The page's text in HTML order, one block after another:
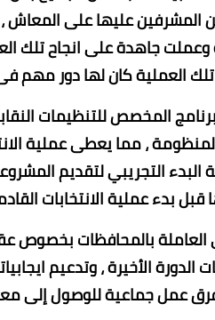
، وخروج العديد من المشرفين عليها
جاهدة على انجاح تلك
كان لها دور مهم فى
المخصص للتنظيمات
، مما يعطى عملية
التجريبي لتقديم
قبل بدء عملية الانتخابات
العاملة بالمحافظات بخصوص
الأخيرة ، وتدعيم